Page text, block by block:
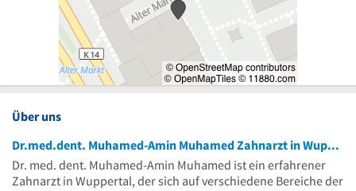
Über uns
Dr.med.dent. Muhamed-Amin Muhamed Zahnarzt in Wuppertal - Ihr Experte für Zahnheilkunde
Dr. med. dent. Muhamed-Amin Muhamed ist ein erfahrener
Zahnarzt in Wuppertal, der sich auf verschiedene Bereiche der